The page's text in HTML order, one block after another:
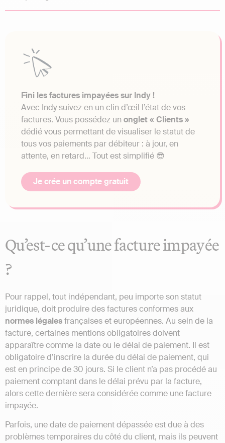
Fini les factures impayées sur Indy !
Avec Indy suivez en un clin d’œil l’état de vos
factures. Vous possédez un onglet « Clients »
dédié vous permettant de visualiser le statut de
tous vos paiements par débiteur : à jour, en
attente, en retard… Tout est simplifié 😎
Je crée un compte gratuit
Qu’est-ce qu’une facture impayée
?
Pour rappel, tout indépendant, peu importe son statut
juridique, doit produire des factures conformes aux
normes légalesfrançaises et européennes. Au sein de la
facture, certaines mentions obligatoires doivent
apparaître comme la date ou le délai de paiement. Il est
obligatoire d’inscrire la durée du délai de paiement, qui
est en principe de 30 jours. Si le client n’a pas procédé au
paiement comptant dans le délai prévu par la facture,
alors cette dernière sera considérée comme une facture
impayée.
Parfois, une date de paiement dépassée est due à des
problèmes temporaires du côté du client, mais ils peuvent